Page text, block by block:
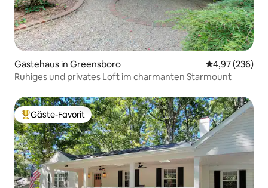
Gästehaus in Greensboro
4,97 (236)
Ruhiges und privates Loft im charmanten Starmount
Beliebter Gäste-Favorit.
Gäste-Favorit